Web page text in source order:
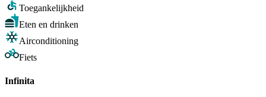
Toegankelijkheid
Eten en drinken
Airconditioning
Fiets
Infinita